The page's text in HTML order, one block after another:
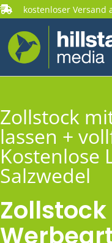
kostenloser Versand
Zollstock
lassen +
Kostenlose
Salzwedel